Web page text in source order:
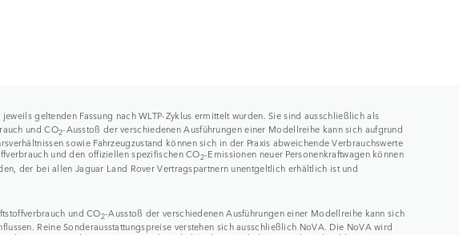
geltenden Fassung nach WLTP-Zyklus ermittelt wurden. Sie sind ausschließlich als
und CO2-Ausstoß der verschiedenen Ausführungen einer Modellreihe kann sich aufgrund
sowie Fahrzeugzustand können sich in der Praxis abweichende Verbrauchswerte
und den offiziellen spezifischen CO2-Emissionen neuer Personenkraftwagen können
der bei allen Jaguar Land Rover Vertragspartnern unentgeltlich erhältlich ist und
und CO2-Ausstoß der verschiedenen Ausführungen einer Modellreihe kann sich
Reine Sonderausstattungspreise verstehen sich ausschließlich NoVA. Die NoVA wird